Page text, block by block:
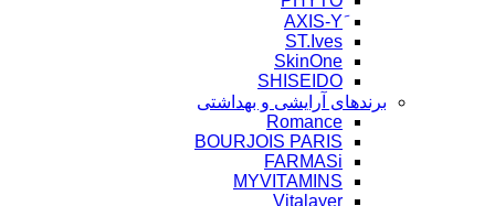
ST.Ives
SkinOne
SHISEIDO
برندهای آرایشی و بهداشتی
Romance
BOURJOIS PARIS
FARMASi
MYVITAMINS
Vitalayer